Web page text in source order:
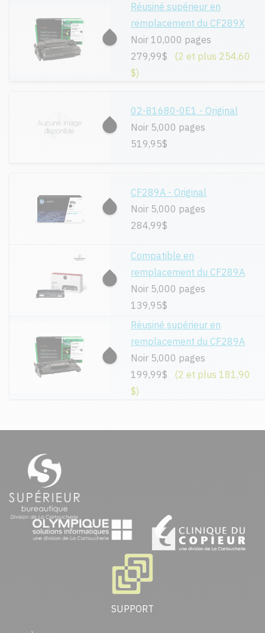
Réusiné supérieur en
remplacement du CF289X
Noir 10,000 pages
279,99$
(2 et plus 254,60
$)
02-81680-0E1 - Original
Noir 5,000 pages
519,95$
CF289A - Original
Noir 5,000 pages
284,99$
Compatible en
remplacement du CF289A
Noir 5,000 pages
139,95$
Réusiné supérieur en
remplacement du CF289A
Noir 5,000 pages
199,99$
(2 et plus 181,90
$)
SUPPORT